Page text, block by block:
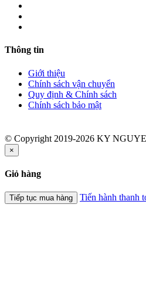
Thông tin
Giới thiệu
Chính sách vận chuyển
Quy định & Chính sách
Chính sách bảo mật
© Copyright 2019-2026 KY
×
Giỏ hàng
Tiếp tục mua hàng Tiến hành thanh